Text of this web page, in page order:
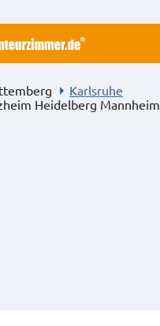
Karlsruhe
Heidelberg Mannheim